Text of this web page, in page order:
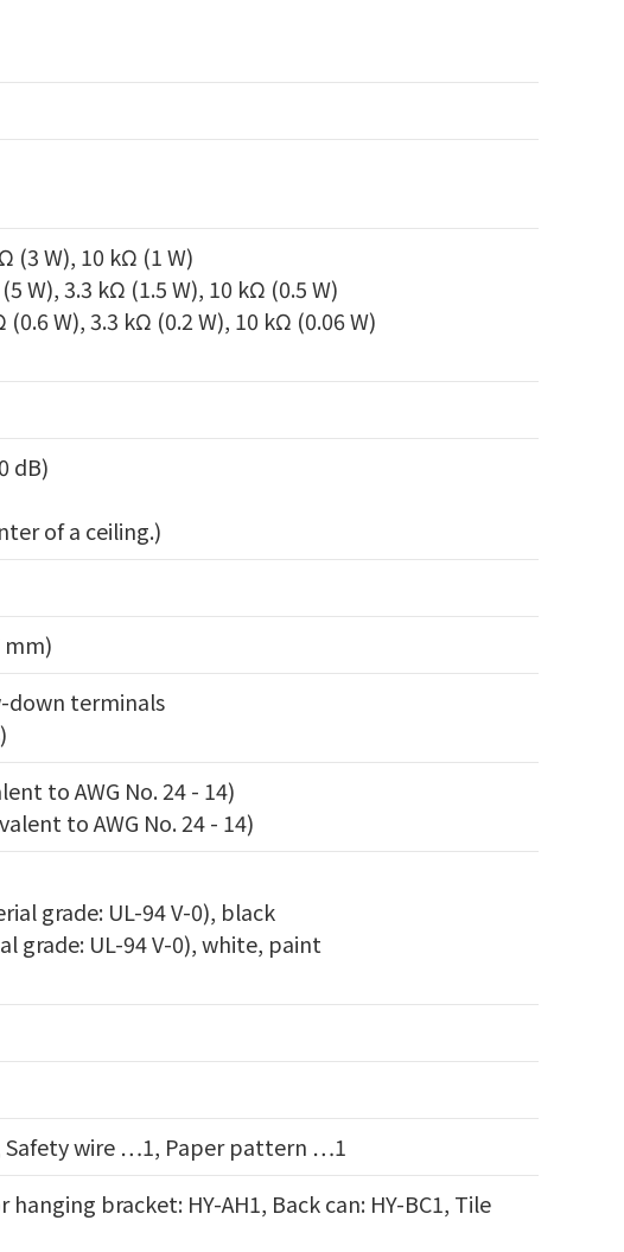
(3 W), 10 kΩ (1 W)
W), 3.3 kΩ (1.5 W), 10 kΩ (0.5 W)
W), 3.3 kΩ (0.2 W), 10 kΩ (0.06 W)
dB)
of a ceiling.)
mm)
down terminals
to AWG No. 24 - 14)
to AWG No. 24 - 14)
grade: UL-94 V-0), black
grade: UL-94 V-0), white, paint
wire …1, Paper pattern …1
bracket: HY-AH1, Back can: HY-BC1, Tile